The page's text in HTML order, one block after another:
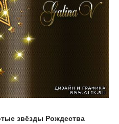
звёзды Рождества